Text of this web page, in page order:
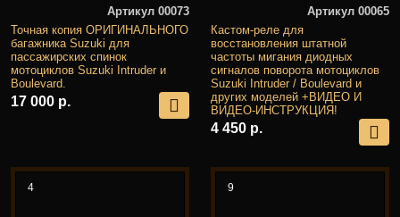
Артикул 00073
Точная копия ОРИГИНАЛЬНОГО
багажника Suzuki для
пассажирских спинок
мотоциклов Suzuki Intruder и
Boulevard.
17 000 р.
Артикул 00065
Кастом-реле для
восстановления штатной
частоты мигания диодных
сигналов поворота мотоциклов
Suzuki Intruder / Boulevard и
других моделей +ВИДЕО И
ВИДЕО-ИНСТРУКЦИЯ!
4 450 р.
4 9